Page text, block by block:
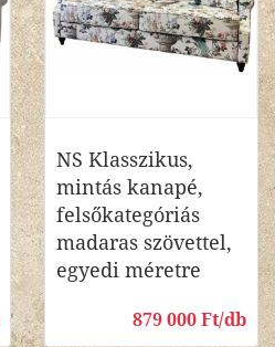
NS Klasszikus,
mintás kanapé,
felsőkategóriás
madaras szövettel,
egyedi méretre
879 000 Ft/db